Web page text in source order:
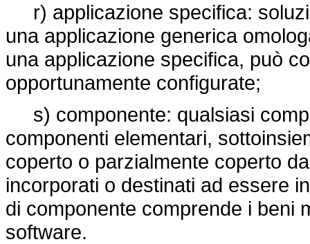
r) applicazione specifica:
una applicazione generica
una applicazione specifica, può
opportunamente configurate;
s) componente: qualsiasi
componenti elementari,
coperto o parzialmente coperto
incorporati o destinati ad essere
di componente comprende i beni
software.